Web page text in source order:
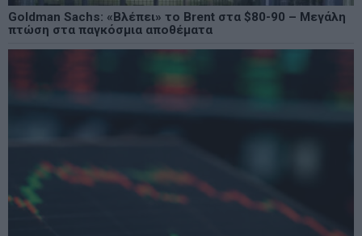
Goldman Sachs: «Βλέπει» το Brent στα $80-90 – Μεγάλη
πτώση στα παγκόσμια αποθέματα